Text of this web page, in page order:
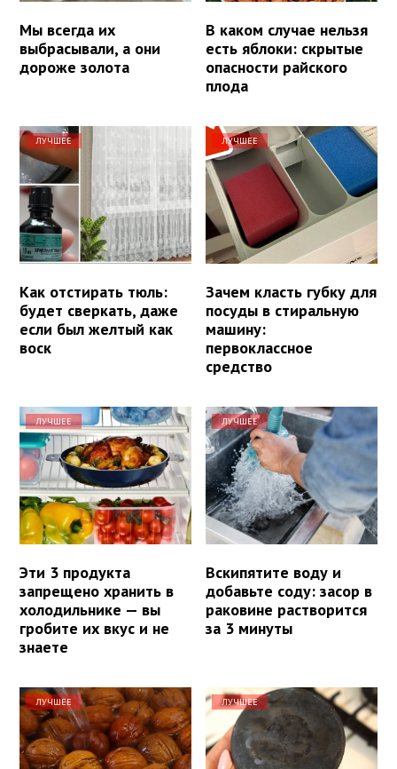
Мы всегда их
выбрасывали, а они
дороже золота
В каком случае нельзя
есть яблоки: скрытые
опасности райского
плода
ЛУЧШЕЕ
Как отстирать тюль:
будет сверкать, даже
если был желтый как
воск
ЛУЧШЕЕ
Зачем класть губку для
посуды в стиральную
машину:
первоклассное
средство
ЛУЧШЕЕ
Эти 3 продукта
запрещено хранить в
холодильнике — вы
гробите их вкус и не
знаете
ЛУЧШЕЕ
Вскипятите воду и
добавьте соду: засор в
раковине растворится
за 3 минуты
ЛУЧШЕЕ ЛУЧШЕЕ